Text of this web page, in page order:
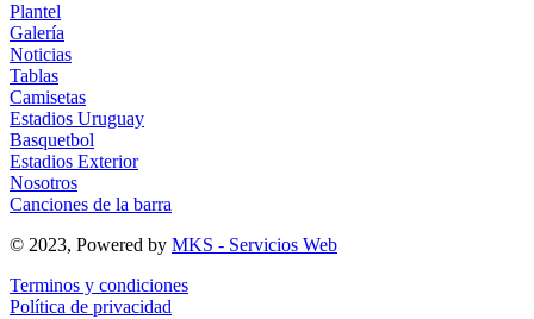
Plantel
Galería
Noticias
Tablas
Camisetas
Estadios Uruguay
Basquetbol
Estadios Exterior
Nosotros
Canciones de la barra
© 2023, Powered by MKS - Servicios Web
Terminos y condiciones
Política de privacidad